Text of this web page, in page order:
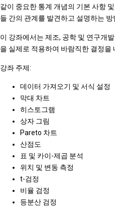
같이 중요한 통계 개념의 기본 사항
들 간의 관계를 발견하고 설명하는
이 강좌에서는 제조, 공학 및 연구개
을 실제로 적용하여 바람직한 결정을
강좌 주제:
데이터 가져오기 및 서식 설정
막대 차트
히스토그램
상자 그림
Pareto 차트
산점도
표 및 카이-제곱 분석
위치 및 변동 측정
t-검정
비율 검정
등분산 검정